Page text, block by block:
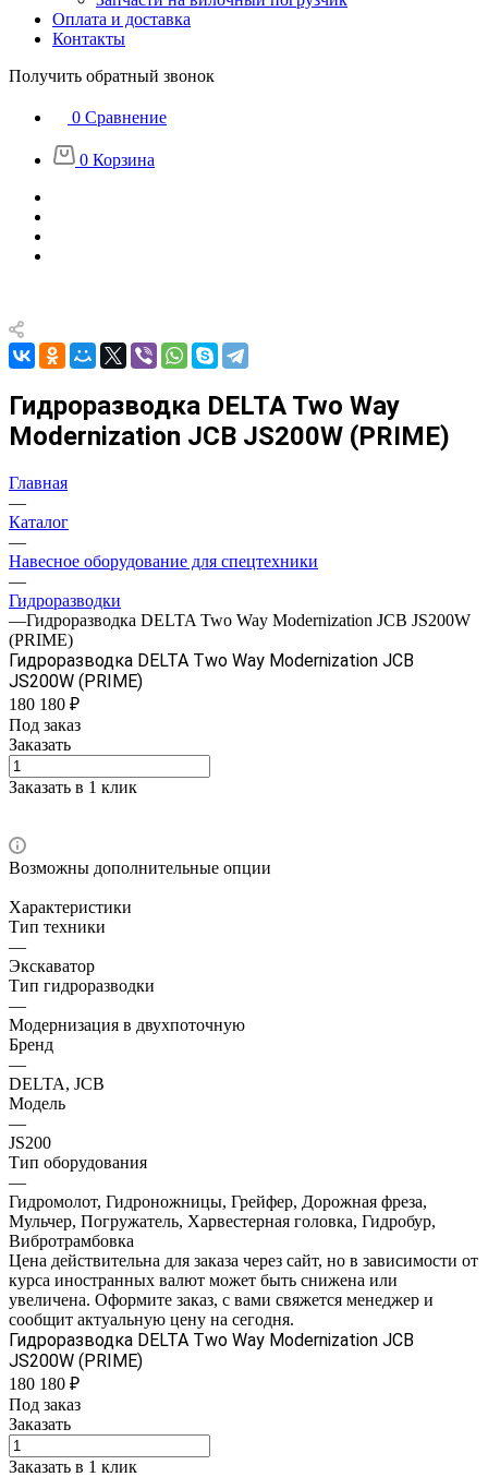
Оплата и доставка
Контакты
Получить обратный звонок
0 Сравнение
0 Корзина
Гидроразводка DELTA Two Way
Modernization JCB JS200W (PRIME)
Главная
—
Каталог
—
Навесное оборудование для спецтехники
—
Гидроразводки
—Гидроразводка DELTA Two Way Modernization JCB JS200W
(PRIME)
Гидроразводка DELTA Two Way Modernization JCB
JS200W (PRIME)
180 180 ₽
Под заказ
Заказать
Заказать в 1 клик
Возможны дополнительные опции
Характеристики
Тип техники
—
Экскаватор
Тип гидроразводки
—
Модернизация в двухпоточную
Бренд
—
DELTA, JCB
Модель
—
JS200
Тип оборудования
—
Гидромолот, Гидроножницы, Грейфер, Дорожная фреза,
Мульчер, Погружатель, Харвестерная головка, Гидробур,
Вибротрамбовка
Цена действительна для заказа через сайт, но в зависимости от
курса иностранных валют может быть снижена или
увеличена. Оформите заказ, с вами свяжется менеджер и
сообщит актуальную цену на сегодня.
Гидроразводка DELTA Two Way Modernization JCB
JS200W (PRIME)
180 180 ₽
Под заказ
Заказать
Заказать в 1 клик